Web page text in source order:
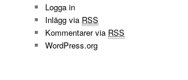
Logga in
Inlägg via RSS
Kommentarer via RSS
WordPress.org